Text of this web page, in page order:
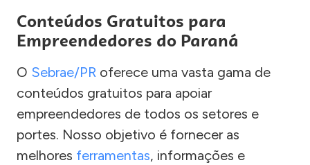
Conteúdos Gratuitos para
Empreendedores do Paraná
O Sebrae/PR oferece uma vasta gama de
conteúdos gratuitos para apoiar
empreendedores de todos os setores e
portes. Nosso objetivo é fornecer as
melhores ferramentas, informações e